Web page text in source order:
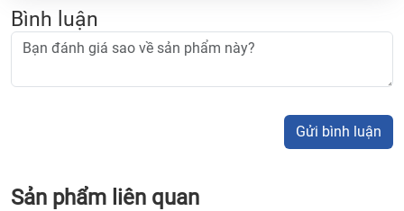
Bình luận
Gửi bình luận
Sản phẩm liên quan